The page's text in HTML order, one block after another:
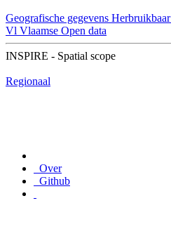
Geografische gegevens Herbruikbaar
Vl Vlaamse Open data
INSPIRE - Spatial scope
Regionaal
Over
Github